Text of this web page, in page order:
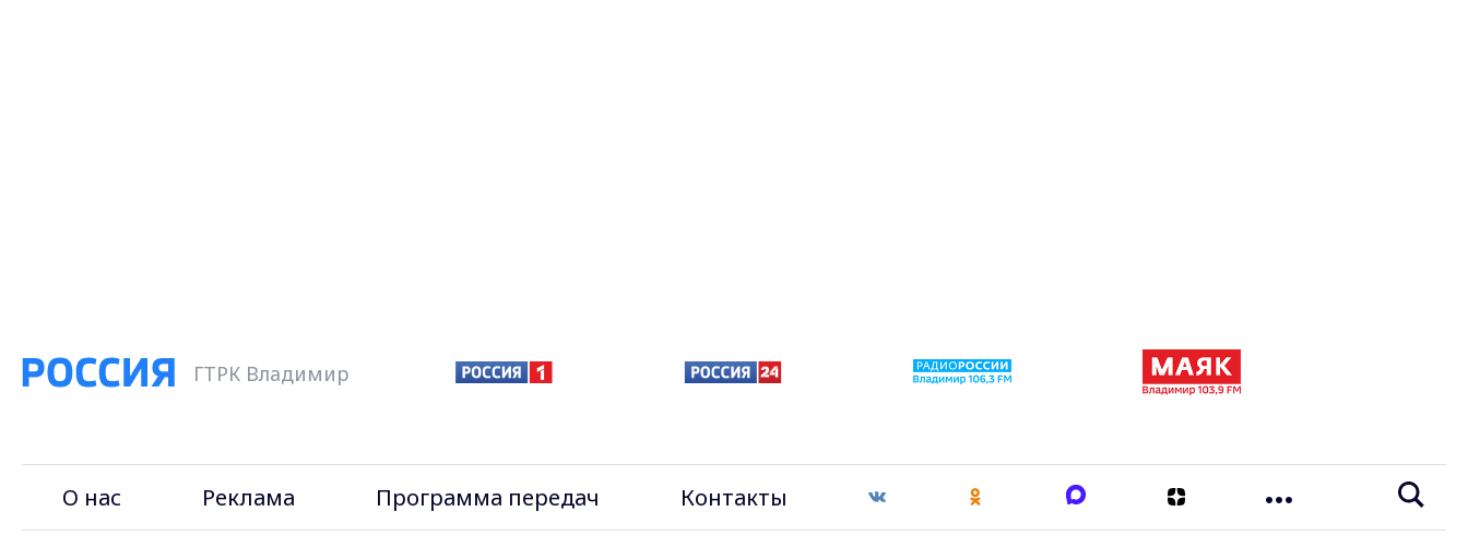
ГТРК Владимир
О нас Реклама Программа передач Контакты